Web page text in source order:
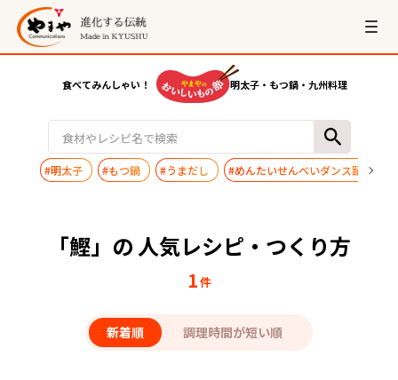
食べてみんしゃい！ 明太子・もつ鍋・九州料理
#明太子 #もつ鍋 #うまだし #めんたいせんべいダンス踊ってみ
「鰹」の 人気レシピ・つくり方
1件
新着順 調理時間が短い順